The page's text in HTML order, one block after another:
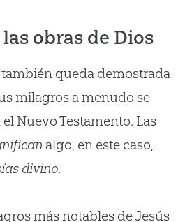
obras de Dios
también queda demostrada
milagros a menudo se
Nuevo Testamento. Las
algo, en este caso,
divino.
más notables de Jesús